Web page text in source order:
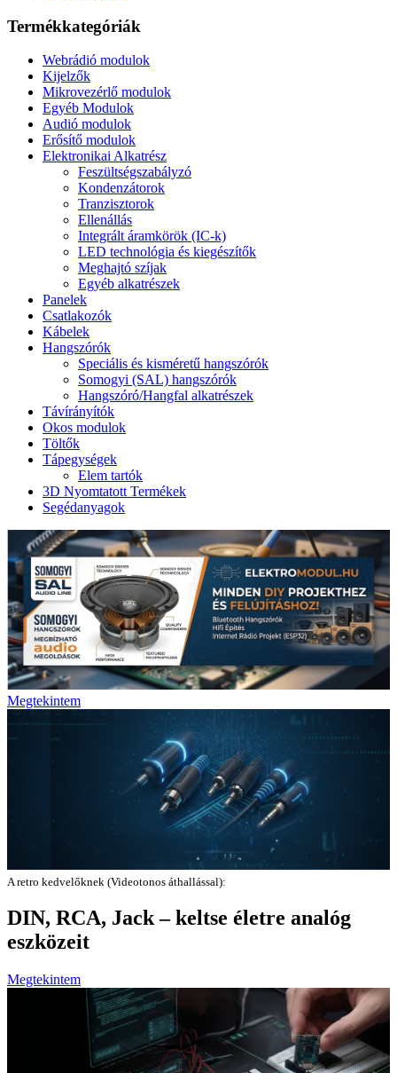
Termékkategóriák
Webrádió modulok
Kijelzők
Mikrovezérlő modulok
Egyéb Modulok
Audió modulok
Erősítő modulok
Elektronikai Alkatrész
Feszültségszabályzó
Kondenzátorok
Tranzisztorok
Ellenállás
Integrált áramkörök (IC-k)
LED technológia és kiegészítők
Meghajtó szíjak
Egyéb alkatrészek
Panelek
Csatlakozók
Kábelek
Hangszórók
Speciális és kisméretű hangszórók
Somogyi (SAL) hangszórók
Hangszóró/Hangfal alkatrészek
Távírányítók
Okos modulok
Töltők
Tápegységek
Elem tartók
3D Nyomtatott Termékek
Segédanyagok
Megtekintem
A retro kedvelőknek (Videotonos áthallással):
DIN, RCA, Jack – keltse életre analóg
eszközeit
Megtekintem